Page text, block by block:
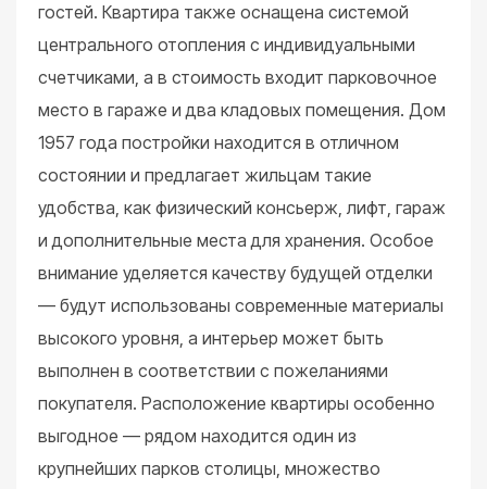
гостей. Квартира также оснащена системой
центрального отопления с индивидуальными
счетчиками, а в стоимость входит парковочное
место в гараже и два кладовых помещения. Дом
1957 года постройки находится в отличном
состоянии и предлагает жильцам такие
удобства, как физический консьерж, лифт, гараж
и дополнительные места для хранения. Особое
внимание уделяется качеству будущей отделки
— будут использованы современные материалы
высокого уровня, а интерьер может быть
выполнен в соответствии с пожеланиями
покупателя. Расположение квартиры особенно
выгодное — рядом находится один из
крупнейших парков столицы, множество